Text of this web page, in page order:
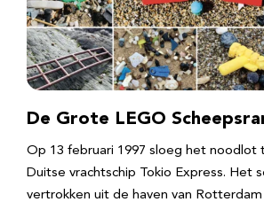
De Grote LEGO
Op 13 februari 1997 sloeg het noodlot
Duitse vrachtschip Tokio Express. Het
vertrokken uit de haven van